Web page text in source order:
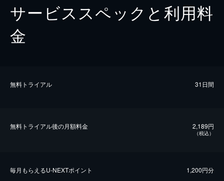
サービススペックと利用料
金
無料トライアル 31日間
無料トライアル後の⽉額料金 2,189円
（税込）
毎⽉もらえるU-NEXTポイント 1,200円分